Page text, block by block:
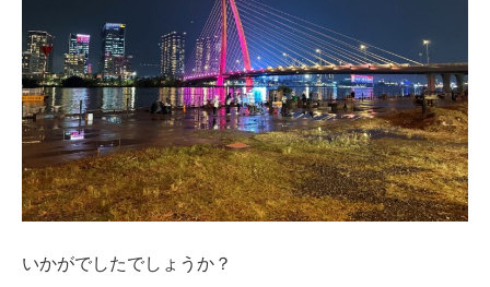
いかがでしたでしょうか？